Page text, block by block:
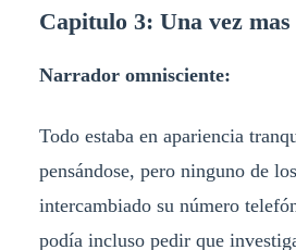
Capitulo 3: Una vez mas
Narrador omnisciente:
Todo estaba en apariencia
pensándose, pero ninguno de
intercambiado su número
podía incluso pedir que